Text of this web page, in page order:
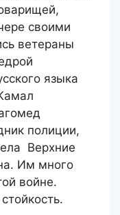
своими
ветераны
языка
полиции,
Верхние
Им много
войне.